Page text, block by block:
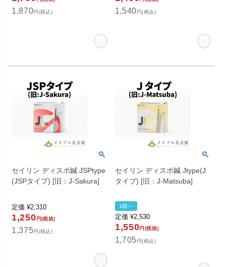
1,870円(税込) 1,540 円(税込)
セイリン ディスポ鍼 JSPtype
(JSPタイプ) [旧：J-Sakura]
定価 ¥2,310
1,250 円(税抜)
1,375円(税込)
セイリン ディスポ鍼 Jtype(J
タイプ) [旧：J-Matsuba]
1箱～
定価 ¥2,530
1,550円(税抜)
1,705 円(税込)